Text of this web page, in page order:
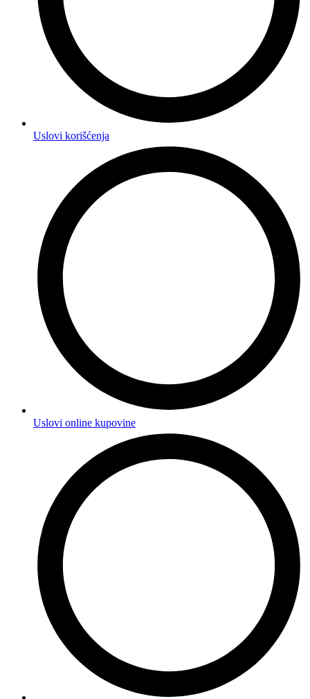
Uslovi korišćenja
Uslovi online kupovine